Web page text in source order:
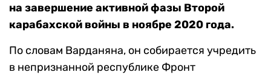
на завершение активной фазы Второй
карабахской войны в ноябре 2020 года.
По словам Варданяна, он собирается учредить
в непризнанной республике Фронт